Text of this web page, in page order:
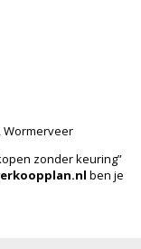
Wormerveer
zonder keuring”
ben je